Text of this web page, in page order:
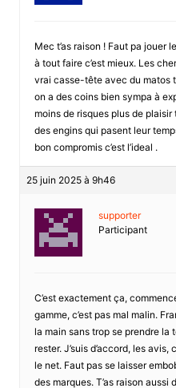
Mec t’as raison ! Faut pa jouer
à tout faire c’est mieux. Les
vrai casse-tête avec du matos
on a des coins bien sympa à
moins de risques plus de plaisir
des engins qui pasent leur
bon compromis c’est l’ideal .
25 juin 2025 à 9h46
supporter
Participant
C’est exactement ça,
gamme, c’est pas mal malin.
la main sans trop se prendre la
rester. J’suis d’accord, les
le net. Faut pas se laisser
des marques. T’as raison aussi